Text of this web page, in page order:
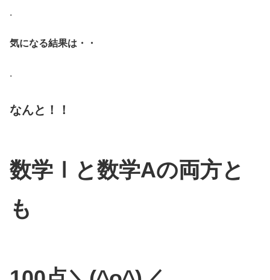
.
気になる結果は・・
.
なんと！！
数学Ⅰと数学Aの両方と
も